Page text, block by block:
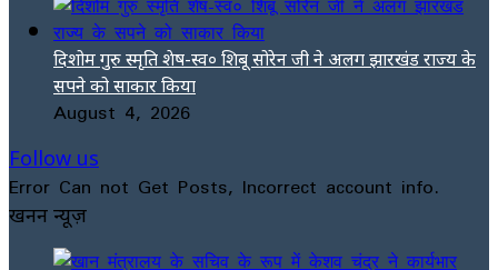
दिशोम गुरु स्मृति शेष-स्व० शिबू सोरेन जी ने अलग झारखंड राज्य के
सपने को साकार किया
August 4, 2026
Follow us
Error Can not Get Posts, Incorrect account info.
खनन न्यूज़